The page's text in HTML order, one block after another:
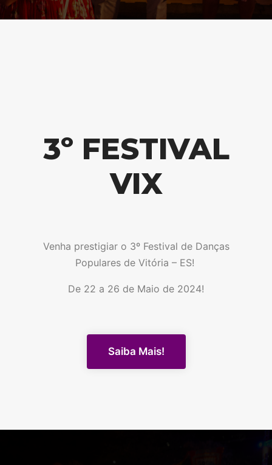
3º FESTIVAL
VIX
Venha prestigiar o 3º Festival de Danças
Populares de Vitória – ES!
De 22 a 26 de Maio de 2024!
Saiba Mais!